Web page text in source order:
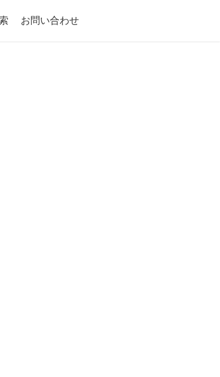
お問い合わせ